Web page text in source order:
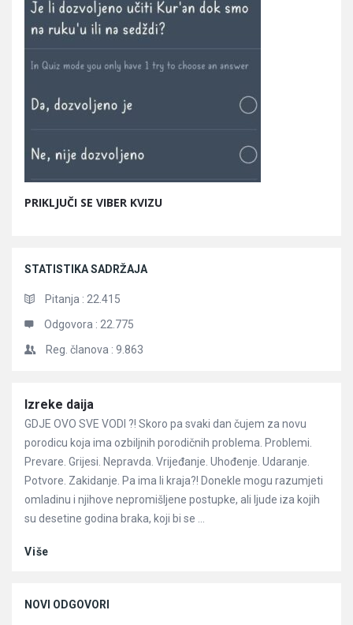
PRIKLJUČI SE VIBER KVIZU
STATISTIKA SADRŽAJA
Pitanja : 22.415
Odgovora : 22.775
Reg. članova : 9.863
Članci
Izreke daija
GDJE OVO SVE VODI ?! Skoro pa svaki dan čujem za novu
porodicu koja ima ozbiljnih porodičnih problema. Problemi.
Prevare. Grijesi. Nepravda. Vrijeđanje. Uhođenje. Udaranje.
Potvore. Zakidanje. Pa ima li kraja?! Donekle mogu razumjeti
omladinu i njihove nepromišljene postupke, ali ljude iza kojih
su desetine godina braka, koji bi se ...
Više
NOVI ODGOVORI